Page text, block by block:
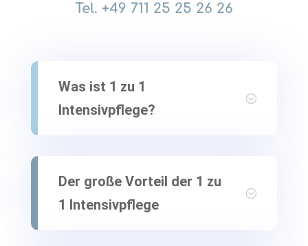
Tel. +49 711 25 25 26 26
Was ist 1 zu 1
Intensivpflege?
Der große Vorteil der 1 zu
1 Intensivpflege